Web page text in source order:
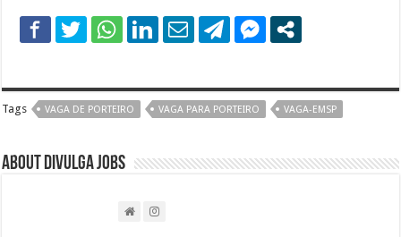
Tags VAGA DE PORTEIRO VAGA PARA PORTEIRO VAGA-EMSP
About DIVULGA JOBS